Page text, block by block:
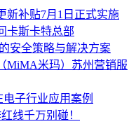
新补贴7月1日正式实施
卡斯卡特总部
安全策略与解决方案
MiMA米玛）苏州营销服
子行业应用案例
线千万别碰！